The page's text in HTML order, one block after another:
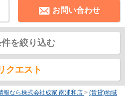
お問い合わせ
を絞り込む
クエスト
報なら株式会社成家 南浦和店 > (賃貸)地域